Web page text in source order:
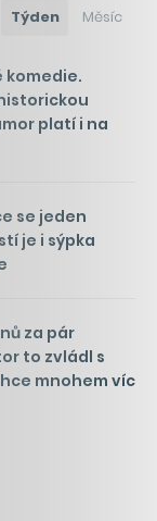
Týden Měsíc
komedie.
platí i na
se jeden
je i sýpka
za pár
to zvládl s
mnohem víc